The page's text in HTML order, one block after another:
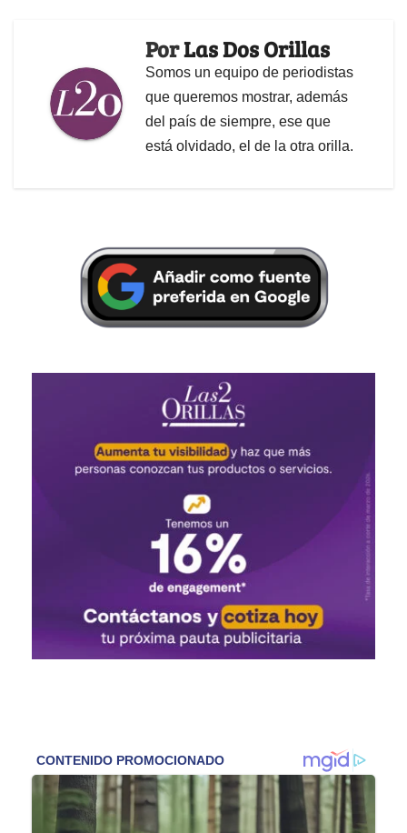
PorLas Dos Orillas
Somos un equipo de periodistas
que queremos mostrar, además
del país de siempre, ese que
está olvidado, el de la otra orilla.